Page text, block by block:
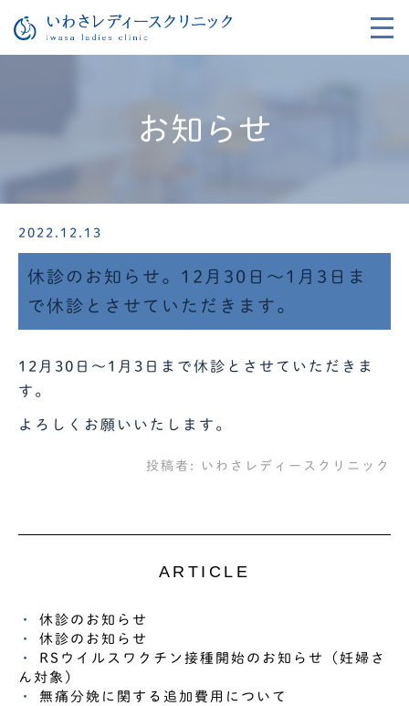
お知らせ
2022.12.13
休診のお知らせ。12月30日～1月3日ま
で休診とさせていただきます。
12月30日～1月3日まで休診とさせていただきま
す。
よろしくお願いいたします。
投稿者: いわさレディースクリニック
ARTICLE
休診のお知らせ
休診のお知らせ
RSウイルスワクチン接種開始のお知らせ（妊婦さ
ん対象）
無痛分娩に関する追加費用について